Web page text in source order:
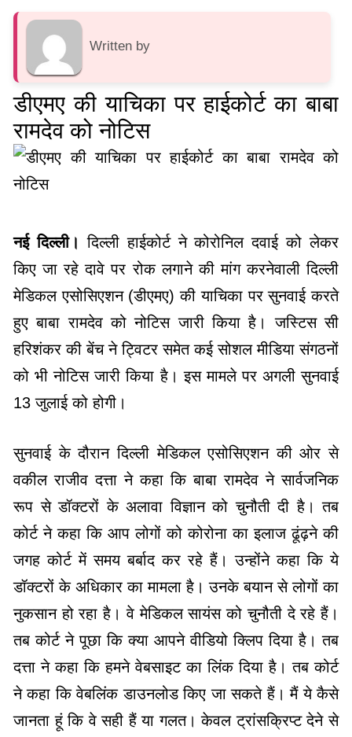
Written by
डीएमए की याचिका पर हाईकोर्ट का बाबा
रामदेव को नोटिस
नई दिल्ली। दिल्ली हाईकोर्ट ने कोरोनिल दवाई को लेकर
किए जा रहे दावे पर रोक लगाने की मांग करनेवाली दिल्ली
मेडिकल एसोसिएशन (डीएमए) की याचिका पर सुनवाई करते
हुए बाबा रामदेव को नोटिस जारी किया है। जस्टिस सी
हरिशंकर की बेंच ने ट्विटर समेत कई सोशल मीडिया संगठनों
को भी नोटिस जारी किया है। इस मामले पर अगली सुनवाई
13 जुलाई को होगी।
सुनवाई के दौरान दिल्ली मेडिकल एसोसिएशन की ओर से
वकील राजीव दत्ता ने कहा कि बाबा रामदेव ने सार्वजनिक
रूप से डॉक्टरों के अलावा विज्ञान को चुनौती दी है। तब
कोर्ट ने कहा कि आप लोगों को कोरोना का इलाज ढूंढ़ने की
जगह कोर्ट में समय बर्बाद कर रहे हैं। उन्होंने कहा कि ये
डॉक्टरों के अधिकार का मामला है। उनके बयान से लोगों का
नुकसान हो रहा है। वे मेडिकल सायंस को चुनौती दे रहे हैं।
तब कोर्ट ने पूछा कि क्या आपने वीडियो क्लिप दिया है। तब
दत्ता ने कहा कि हमने वेबसाइट का लिंक दिया है। तब कोर्ट
ने कहा कि वेबलिंक डाउनलोड किए जा सकते हैं। मैं ये कैसे
जानता हूं कि वे सही हैं या गलत। केवल ट्रांसक्रिप्ट देने से